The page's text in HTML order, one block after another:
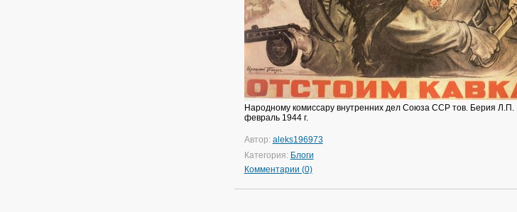
Народному комиссару внутренних дел Союза ССР тов. Берия Л.П.
февраль 1944 г.
Автор: aleks196973
Категория: Блоги
Комментарии (0)